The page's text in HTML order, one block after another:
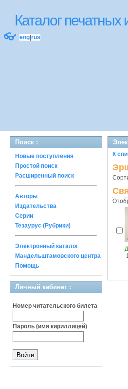
Каталог
👓 eng rus
Поиск :
Новые поступления
Простой поиск
Расширенный поиск
Авторы
Издательства
Серии
Тезаурус (Рубрики)
Электронный каталог
Мандельштамовского центра
Помощь
Личный кабинет :
Номер читательского билета
Пароль (имя кириллицей)
К